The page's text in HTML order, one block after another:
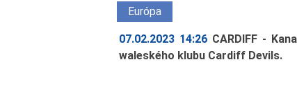
Európa
07.02.2023 14:26 CARDIFF -
waleského klubu Cardiff Devils.